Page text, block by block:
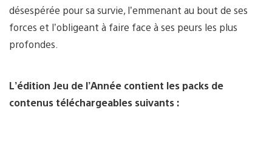
désespérée pour sa survie, l’emmenant au bout de ses
forces et l’obligeant à faire face à ses peurs les plus
profondes.
L’édition Jeu de l’Année contient les packs de
contenus téléchargeables suivants :